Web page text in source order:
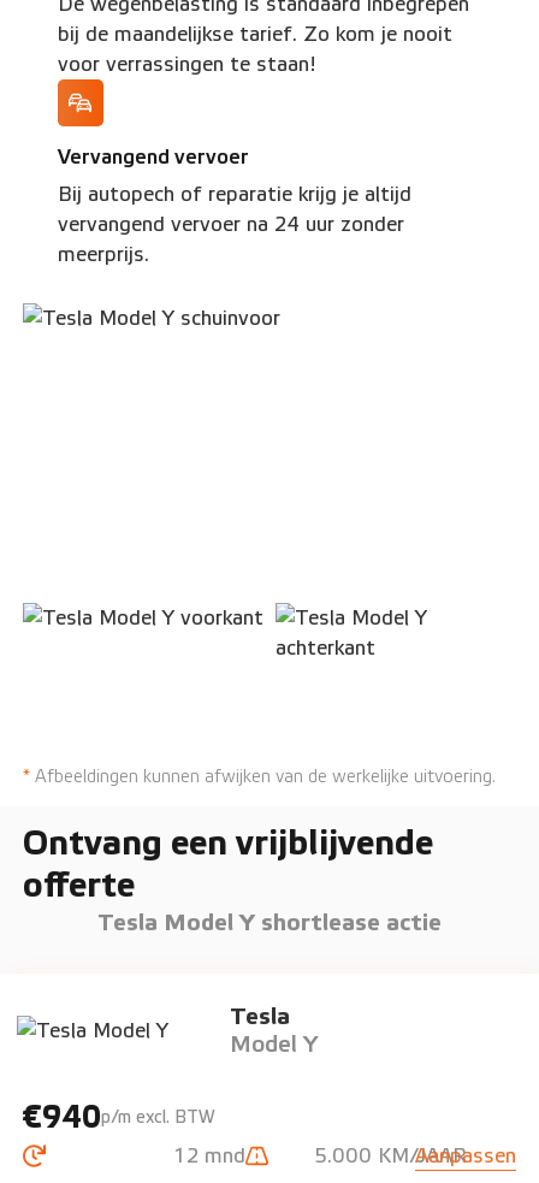
De wegenbelasting is standaard inbegrepen
bij de maandelijkse tarief. Zo kom je nooit
voor verrassingen te staan!
Vervangend vervoer
Bij autopech of reparatie krijg je altijd
vervangend vervoer na 24 uur zonder
meerprijs.
* Afbeeldingen kunnen afwijken van de werkelijke uitvoering.
Ontvang een vrijblijvende
offerte
Tesla Model Y shortlease actie
Tesla
Model Y
€940p/m excl. BTW
12 mnd 5.000 KM/JAARAanpassen